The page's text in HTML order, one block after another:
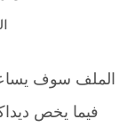
الملف سوف
فيما يخص